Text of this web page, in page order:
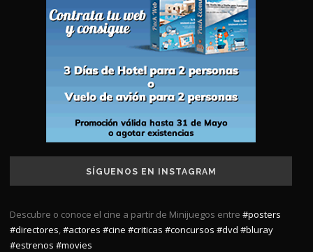
SÍGUENOS EN INSTAGRAM
Descubre o conoce el cine a partir de Minijuegos entre #posters
#directores,#actores #cine #criticas #concursos #dvd #bluray
#estrenos #movies